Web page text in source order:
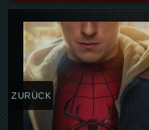
Details,Play
ZURÜCK